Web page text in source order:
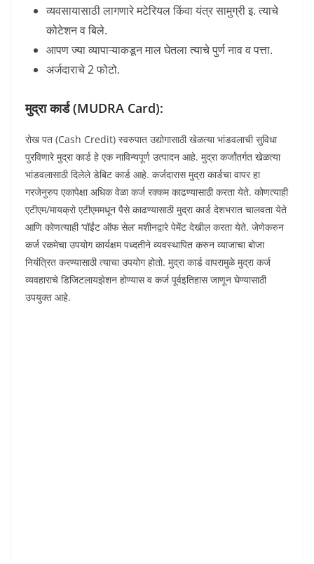
व्यवसायासाठी लागणारे मटेरियल किंवा यंत्र सामुग्री इ. त्याचे
कोटेशन व बिले.
आपण ज्या व्यापाऱ्याकडून माल घेतला त्याचे पुर्ण नाव व पत्ता.
अर्जदाराचे 2 फोटो.
मुद्रा कार्ड (MUDRA Card):
रोख पत (Cash Credit) स्वरुपात उद्योगासाठी खेळत्या भांडवलाची सुविधा
पुरविणारे मुद्रा कार्ड हे एक नाविन्यपूर्ण उत्पादन आहे. मुद्रा कर्जांतर्गत खेळत्या
भांडवलासाठी दिलेले डेबिट कार्ड आहे. कर्जदारास मुद्रा कार्डचा वापर हा
गरजेनुरुप एकापेक्षा अधिक वेळा कर्ज रक्कम काढण्यासाठी करता येते. कोणत्याही
एटीएम/मायक्रो एटीएममधून पैसे काढण्यासाठी मुद्रा कार्ड देशभरात चालवता येते
आणि कोणत्याही ‘पॉईंट ऑफ सेल’ मशीनद्वारे पेमेंट देखील करता येते. जेणेकरुन
कर्ज रकमेचा उपयोग कार्यक्षम पध्दतीने व्यवस्थापित करुन व्याजाचा बोजा
नियंत्रित करण्यासाठी त्याचा उपयोग होतो. मुद्रा कार्ड वापरामुळे मुद्रा कर्ज
व्यवहाराचे डिजिटलायझेशन होण्यास व कर्ज पूर्वइतिहास जाणून घेण्यासाठी
उपयुक्त आहे.